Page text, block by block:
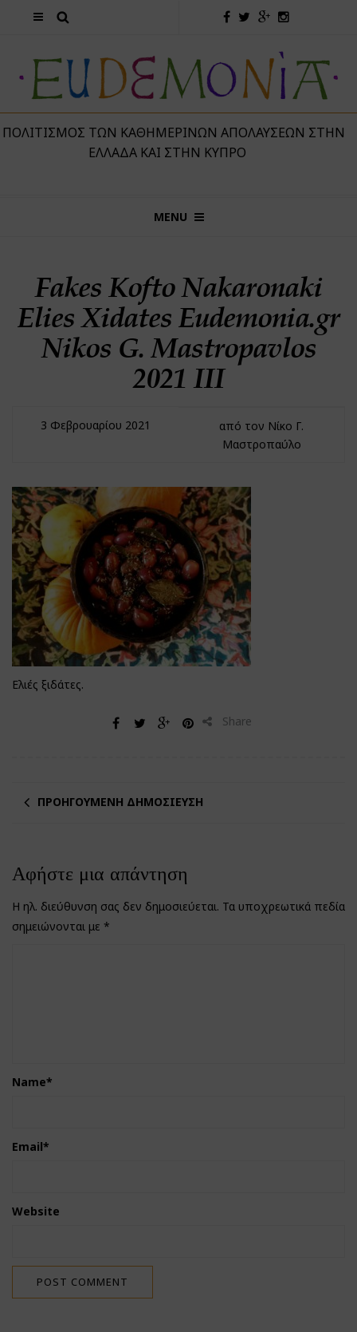
ΤΩΝ ΚΑΘΗΜΕΡΙΝΏΝ ΑΠΟΛΑΎΣΕΩΝ ΣΤΗΝ
ΕΛΛΆΔΑ ΚΑΙ ΣΤΗΝ ΚΎΠΡΟ
MENU
Fakes Kofto Nakaronaki
Elies Xidates Eudemonia.gr
Nikos G. Mastropavlos
2021 IIΙ
3 Φεβρουαρίου 2021
από τον Νίκο Γ.
Μαστροπαύλο
Ελιές ξιδάτες.
Share
ΠΡΟΗΓΟΎΜΕΝΗ ΔΗΜΟΣΊΕΥΣΗ
Αφήστε μια απάντηση
Η ηλ. διεύθυνση σας δεν δημοσιεύεται. Τα υποχρεωτικά πεδία
σημειώνονται με *
Name*
Email*
Website